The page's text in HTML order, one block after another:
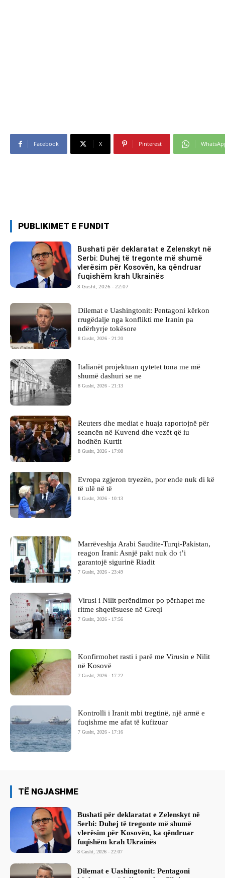
Facebook X Pinterest
PUBLIKIMET E FUNDIT
Bushati për deklaratat e Zelenskyt në
Serbi: Duhej të tregonte më shumë
vlerësim për Kosovën, ka qëndruar
fuqishëm krah Ukrainës
8 Gusht, 2026 - 22:07
Dilemat e Uashingtonit: Pentagoni kërkon
rrugëdalje nga konflikti me Iranin pa
ndërhyrje tokësore
8 Gusht, 2026 - 21:20
Italianët projektuan qytetet tona me më
shumë dashuri se ne
8 Gusht, 2026 - 21:13
Reuters dhe mediat e huaja raportojnë për
seancën në Kuvend dhe vezët që iu
hodhën Kurtit
8 Gusht, 2026 - 17:08
Evropa zgjeron tryezën, por ende nuk di kë
të ulë në të
8 Gusht, 2026 - 10:13
Marrëveshja Arabi Saudite-Turqi-Pakistan,
reagon Irani: Asnjë pakt nuk do t’i
garantojë sigurinë Riadit
7 Gusht, 2026 - 23:49
Virusi i Nilit perëndimor po përhapet me
ritme shqetësuese në Greqi
7 Gusht, 2026 - 17:56
Konfirmohet rasti i parë me Virusin e Nilit
në Kosovë
7 Gusht, 2026 - 17:22
Kontrolli i Iranit mbi tregtinë, një armë e
fuqishme me afat të kufizuar
7 Gusht, 2026 - 17:16
TË NGJASHME
Bushati për deklaratat e Zelenskyt në
Serbi: Duhej të tregonte më shumë
vlerësim për Kosovën, ka qëndruar
fuqishëm krah Ukrainës
8 Gusht, 2026 - 22:07
Dilemat e Uashingtonit: Pentagoni